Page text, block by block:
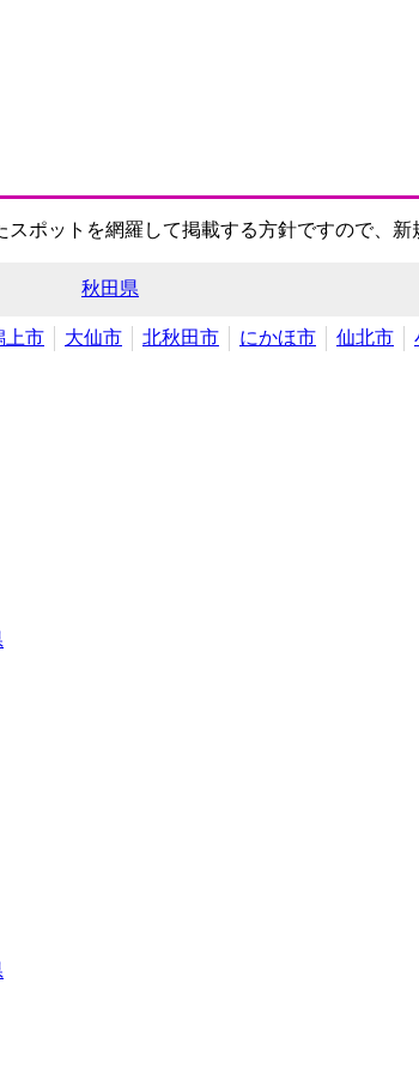
ポットを網羅して掲載する方針ですので、新
秋田県
上市 大仙市 北秋田市 にかほ市 仙北市